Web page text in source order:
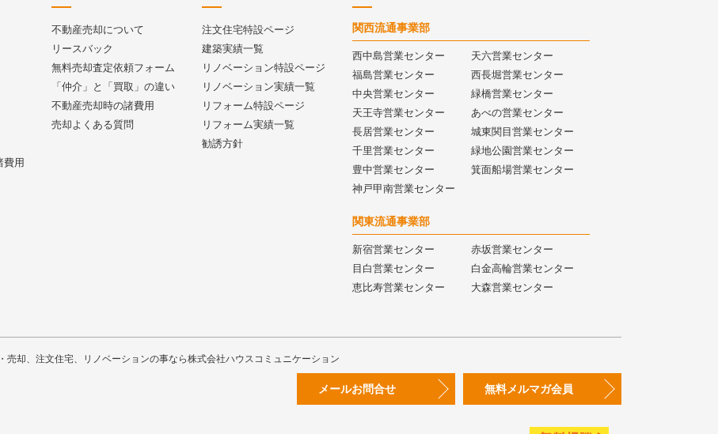
費用
不動産売却について
リースバック
無料売却査定依頼フォーム
「仲介」と「買取」の違い
不動産売却時の諸費用
売却よくある質問
注文住宅特設ページ
建築実績一覧
リノベーション特設ページ
リノベーション実績一覧
リフォーム特設ページ
リフォーム実績一覧
勧誘方針
関西流通事業部
西中島営業センター
天六営業センター
福島営業センター
西長堀営業センター
中央営業センター
緑橋営業センター
天王寺営業センター
あべの営業センター
長居営業センター
城東関目営業センター
千里営業センター
緑地公園営業センター
豊中営業センター
箕面船場営業センター
神戸甲南営業センター
関東流通事業部
新宿営業センター
赤坂営業センター
目白営業センター
白金高輪営業センター
恵比寿営業センター
大森営業センター
却、注文住宅、リノベーションの事なら株式会社ハウスコミュニケーション
メールお問合せ 無料メルマガ会員